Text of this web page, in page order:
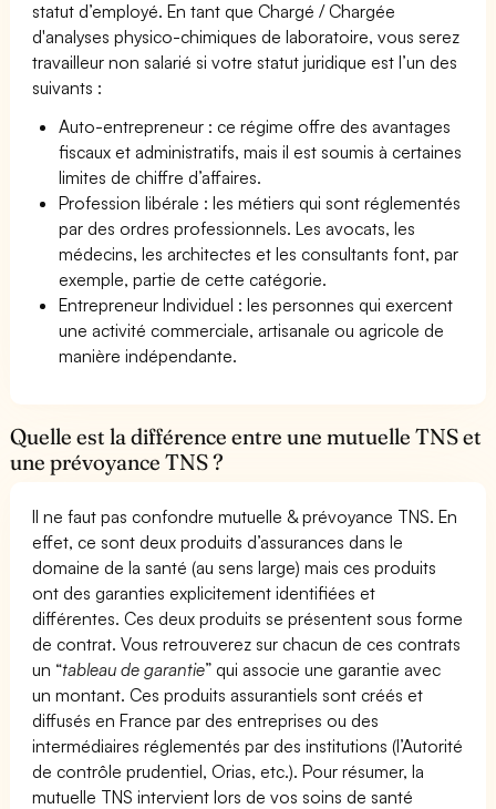
statut d’employé. En tant que Chargé / Chargée
d'analyses physico-chimiques de laboratoire, vous serez
travailleur non salarié si votre statut juridique est l’un des
suivants :
Auto-entrepreneur : ce régime offre des avantages
fiscaux et administratifs, mais il est soumis à certaines
limites de chiffre d’affaires.
Profession libérale : les métiers qui sont réglementés
par des ordres professionnels. Les avocats, les
médecins, les architectes et les consultants font, par
exemple, partie de cette catégorie.
Entrepreneur Individuel : les personnes qui exercent
une activité commerciale, artisanale ou agricole de
manière indépendante.
Quelle est la différence entre une mutuelle TNS et
une prévoyance TNS ?
Il ne faut pas confondre mutuelle & prévoyance TNS. En
effet, ce sont deux produits d’assurances dans le
domaine de la santé (au sens large) mais ces produits
ont des garanties explicitement identifiées et
différentes. Ces deux produits se présentent sous forme
de contrat. Vous retrouverez sur chacun de ces contrats
un “tableau de garantie” qui associe une garantie avec
un montant. Ces produits assurantiels sont créés et
diffusés en France par des entreprises ou des
intermédiaires réglementés par des institutions (l’Autorité
de contrôle prudentiel, Orias, etc.). Pour résumer, la
mutuelle TNS intervient lors de vos soins de santé